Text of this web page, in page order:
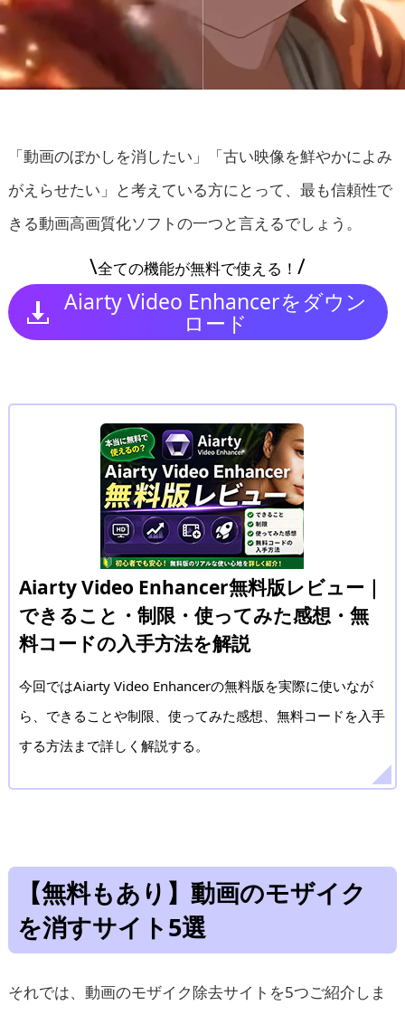
「動画のぼかしを消したい」「古い映像を鮮やかによみ
がえらせたい」と考えている方にとって、最も信頼性で
きる動画高画質化ソフトの一つと言えるでしょう。
\全ての機能が無料で使える！/
Aiarty Video Enhancerをダウン
ロード
Aiarty Video Enhancer無料版レビュー｜
できること・制限・使ってみた感想・無
料コードの入手方法を解説
今回ではAiarty Video Enhancerの無料版を実際に使いなが
ら、できることや制限、使ってみた感想、無料コードを入手
する方法まで詳しく解説する。
【無料もあり】動画のモザイク
を消すサイト5選
それでは、動画のモザイク除去サイトを5つご紹介しま